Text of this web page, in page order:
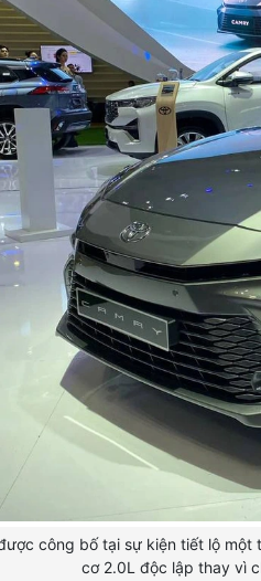
công bố tại sự kiện tiết lộ
cơ 2.0L độc lập thay vì